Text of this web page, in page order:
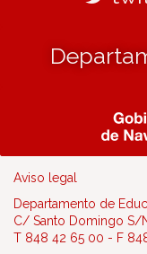
Aviso legal
Departamento de
C/ Santo Domingo S/
T 848 42 65 00 - F